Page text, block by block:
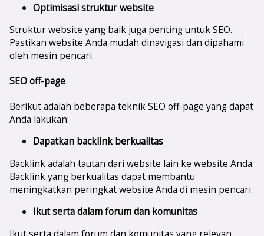
Optimisasi struktur website
Struktur website yang baik juga penting untuk SEO.
Pastikan website Anda mudah dinavigasi dan dipahami
oleh mesin pencari.
SEO off-page
Berikut adalah beberapa teknik SEO off-page yang dapat
Anda lakukan:
Dapatkan backlink berkualitas
Backlink adalah tautan dari website lain ke website Anda.
Backlink yang berkualitas dapat membantu
meningkatkan peringkat website Anda di mesin pencari.
Ikut serta dalam forum dan komunitas